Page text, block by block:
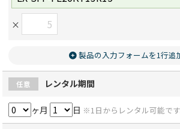
×
製品の入力フォームを1行追
任意 レンタル期間
ヶ月 日 ※1日からレンタル可能です